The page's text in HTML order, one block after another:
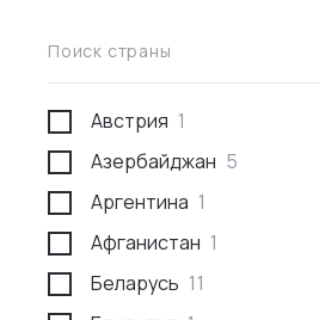
Проведение
Сотрудники за границей
Разработка и
Проверка поставщика
Участие в выставках
Анализ рынка
Консалтинг по
собственности
Поиск страны
Австрия 1
Азербайджан 5
Аргентина 1
Афганистан 1
Беларусь 11